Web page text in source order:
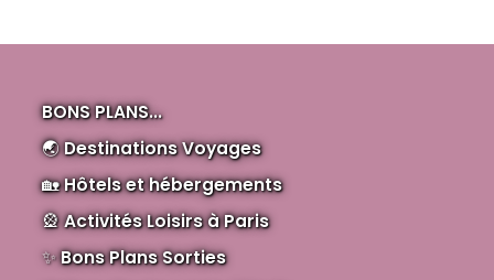
BONS PLANS...
🌏Destinations Voyages
🏡Hôtels et hébergements
🎡Activités Loisirs à Paris
✨Bons Plans Sorties